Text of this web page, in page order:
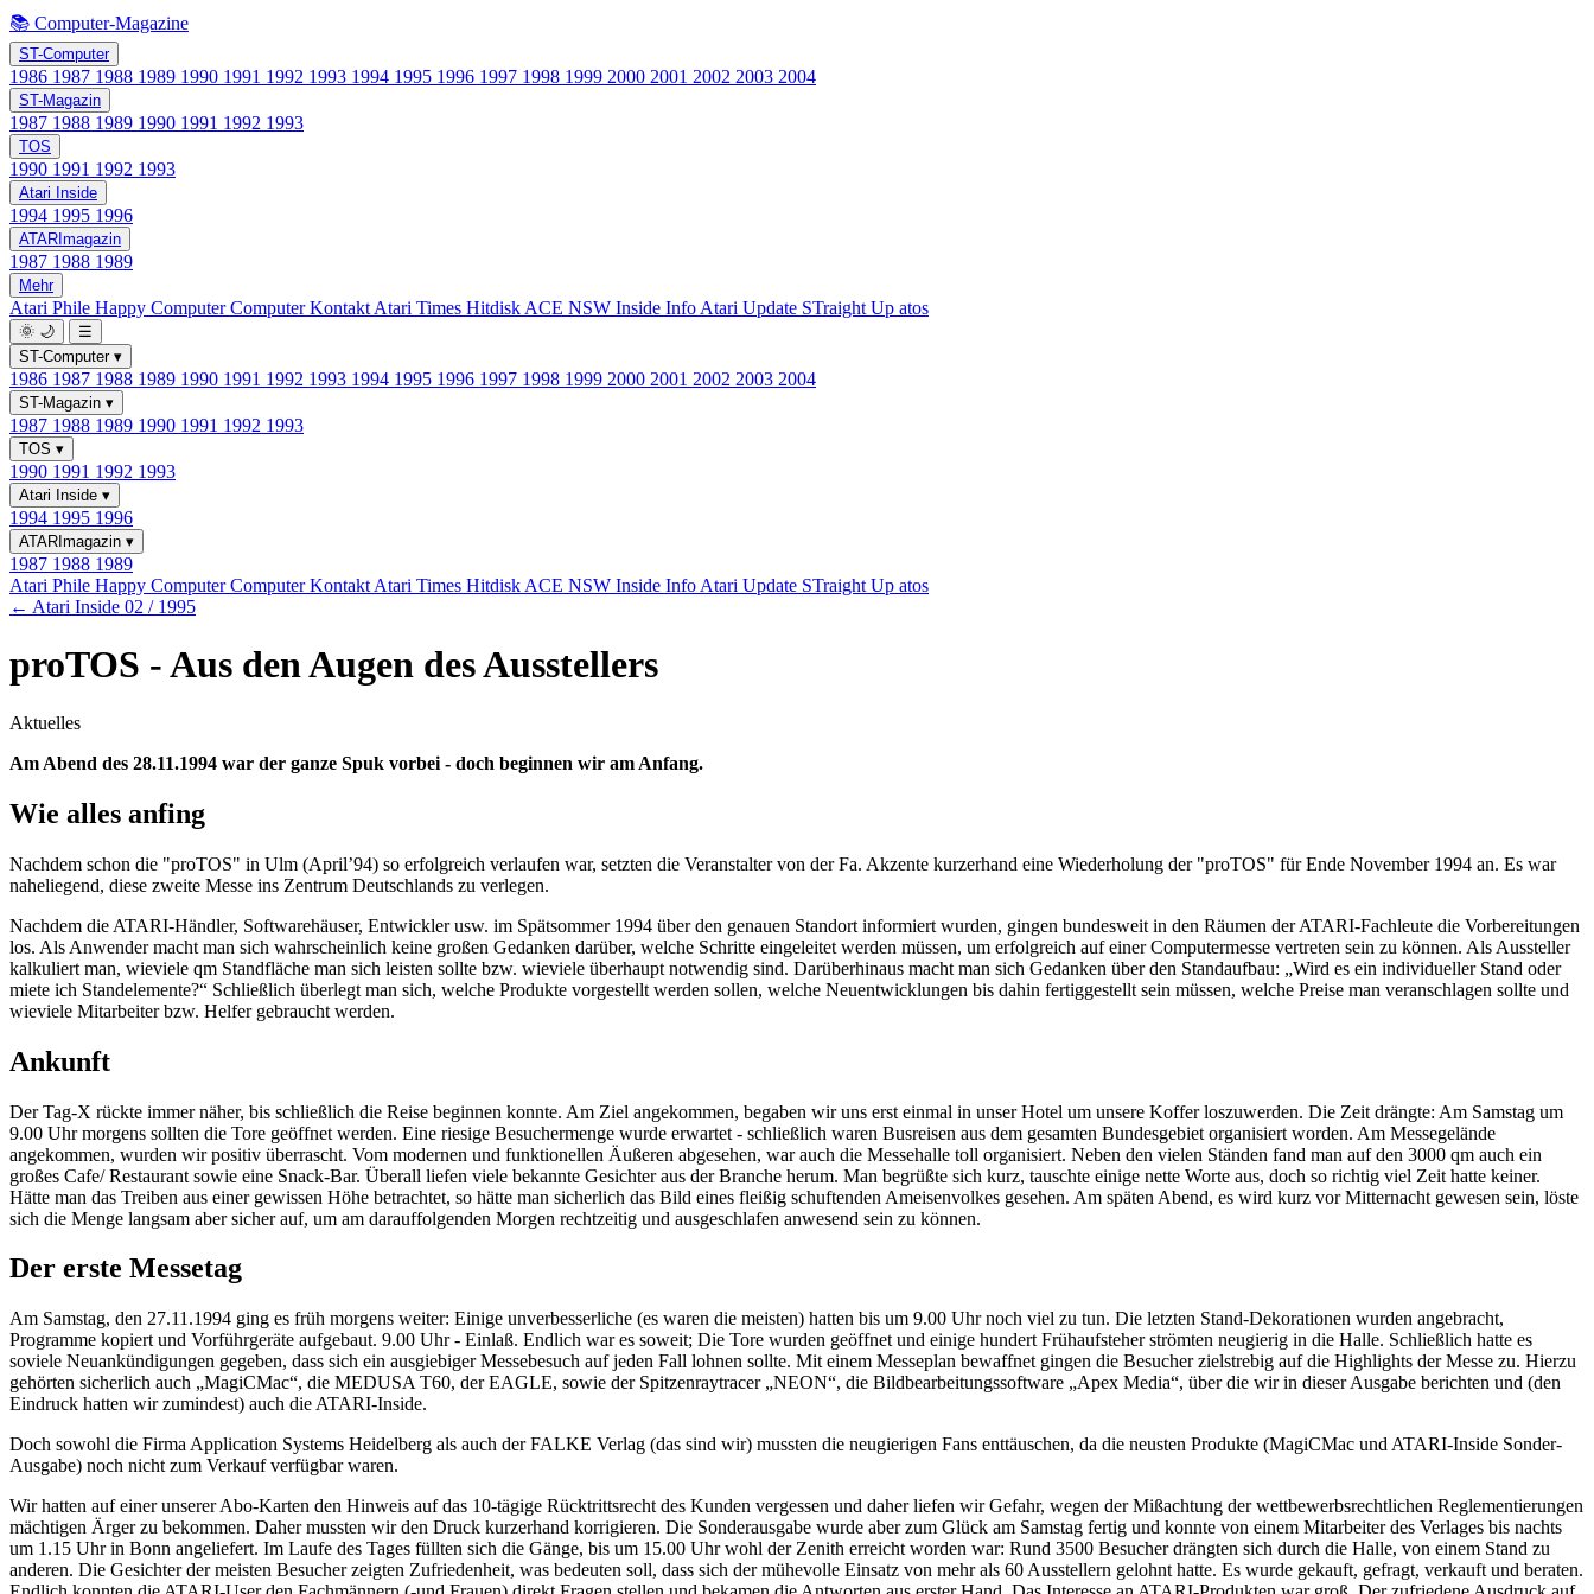
📚 Computer-Magazine
ST-Computer
1986 1987 1988 1989 1990 1991 1992 1993 1994 1995 1996 1997 1998 1999 2000 2001 2002 2003 2004
ST-Magazin
1987 1988 1989 1990 1991 1992 1993
TOS
1990 1991 1992 1993
Atari Inside
1994 1995 1996
ATARImagazin
1987 1988 1989
Mehr
Atari Phile Happy ComputerComputer Kontakt Atari Times Hitdisk ACE NSW Inside Info Atari Update STraight Up atos
🌞 🌙
☰
ST-Computer ▾
1986 1987 1988 1989 1990 1991 1992 1993 1994 1995 1996 1997 1998 1999 2000 2001 2002 2003 2004
ST-Magazin ▾
1987 1988 1989 1990 1991 1992 1993
TOS ▾
1990 1991 1992 1993
Atari Inside ▾
1994 1995 1996
ATARImagazin ▾
1987 1988 1989
Atari Phile Happy ComputerComputer Kontakt Atari Times Hitdisk ACE NSW Inside Info Atari Update STraight Up atos
← Atari Inside 02 / 1995
proTOS - Aus den Augen des Ausstellers
Aktuelles
Am Abend des 28.11.1994 war der ganze Spuk vorbei - doch beginnen wir am Anfang.
Wie alles anfing
Nachdem schon die "proTOS" in Ulm (April’94) so erfolgreich verlaufen war, setzten die Veranstalter von der Fa. Akzente kurzerhand eine Wiederholung der "proTOS" für Ende November 1994 an. Es war
naheliegend, diese zweite Messe ins Zentrum Deutschlands zu verlegen.
Nachdem die ATARI-Händler, Softwarehäuser, Entwickler usw. im Spätsommer 1994 über den genauen Standort informiert wurden, gingen bundesweit in den Räumen der ATARI-Fachleute die Vorbereitungen
los. Als Anwender macht man sich wahrscheinlich keine großen Gedanken darüber, welche Schritte eingeleitet werden müssen, um erfolgreich auf einer Computermesse vertreten sein zu können. Als Aussteller
kalkuliert man, wieviele qm Standfläche man sich leisten sollte bzw. wieviele überhaupt notwendig sind. Darüberhinaus macht man sich Gedanken über den Standaufbau: „Wird es ein individueller Stand oder
miete ich Standelemente?“ Schließlich überlegt man sich, welche Produkte vorgestellt werden sollen, welche Neuentwicklungen bis dahin fertiggestellt sein müssen, welche Preise man veranschlagen sollte und
wieviele Mitarbeiter bzw. Helfer gebraucht werden.
Ankunft
Der Tag-X rückte immer näher, bis schließlich die Reise beginnen konnte. Am Ziel angekommen, begaben wir uns erst einmal in unser Hotel um unsere Koffer loszuwerden. Die Zeit drängte: Am Samstag um
9.00 Uhr morgens sollten die Tore geöffnet werden. Eine riesige Besuchermenge wurde erwartet - schließlich waren Busreisen aus dem gesamten Bundesgebiet organisiert worden. Am Messegelände
angekommen, wurden wir positiv überrascht. Vom modernen und funktionellen Äußeren abgesehen, war auch die Messehalle toll organisiert. Neben den vielen Ständen fand man auf den 3000 qm auch ein
großes Cafe/ Restaurant sowie eine Snack-Bar. Überall liefen viele bekannte Gesichter aus der Branche herum. Man begrüßte sich kurz, tauschte einige nette Worte aus, doch so richtig viel Zeit hatte keiner.
Hätte man das Treiben aus einer gewissen Höhe betrachtet, so hätte man sicherlich das Bild eines fleißig schuftenden Ameisenvolkes gesehen. Am späten Abend, es wird kurz vor Mitternacht gewesen sein, löste
sich die Menge langsam aber sicher auf, um am darauffolgenden Morgen rechtzeitig und ausgeschlafen anwesend sein zu können.
Der erste Messetag
Am Samstag, den 27.11.1994 ging es früh morgens weiter: Einige unverbesserliche (es waren die meisten) hatten bis um 9.00 Uhr noch viel zu tun. Die letzten Stand-Dekorationen wurden angebracht,
Programme kopiert und Vorführgeräte aufgebaut. 9.00 Uhr - Einlaß. Endlich war es soweit; Die Tore wurden geöffnet und einige hundert Frühaufsteher strömten neugierig in die Halle. Schließlich hatte es
soviele Neuankündigungen gegeben, dass sich ein ausgiebiger Messebesuch auf jeden Fall lohnen sollte. Mit einem Messeplan bewaffnet gingen die Besucher zielstrebig auf die Highlights der Messe zu. Hierzu
gehörten sicherlich auch „MagiCMac“, die MEDUSA T60, der EAGLE, sowie der Spitzenraytracer „NEON“, die Bildbearbeitungssoftware „Apex Media“, über die wir in dieser Ausgabe berichten und (den
Eindruck hatten wir zumindest) auch die ATARI-Inside.
Doch sowohl die Firma Application Systems Heidelberg als auch der FALKE Verlag (das sind wir) mussten die neugierigen Fans enttäuschen, da die neusten Produkte (MagiCMac und ATARI-Inside Sonder-
Ausgabe) noch nicht zum Verkauf verfügbar waren.
Wir hatten auf einer unserer Abo-Karten den Hinweis auf das 10-tägige Rücktrittsrecht des Kunden vergessen und daher liefen wir Gefahr, wegen der Mißachtung der wettbewerbsrechtlichen Reglementierungen
mächtigen Ärger zu bekommen. Daher mussten wir den Druck kurzerhand korrigieren. Die Sonderausgabe wurde aber zum Glück am Samstag fertig und konnte von einem Mitarbeiter des Verlages bis nachts
um 1.15 Uhr in Bonn angeliefert. Im Laufe des Tages füllten sich die Gänge, bis um 15.00 Uhr wohl der Zenith erreicht worden war: Rund 3500 Besucher drängten sich durch die Halle, von einem Stand zu
anderen. Die Gesichter der meisten Besucher zeigten Zufriedenheit, was bedeuten soll, dass sich der mühevolle Einsatz von mehr als 60 Ausstellern gelohnt hatte. Es wurde gekauft, gefragt, verkauft und beraten.